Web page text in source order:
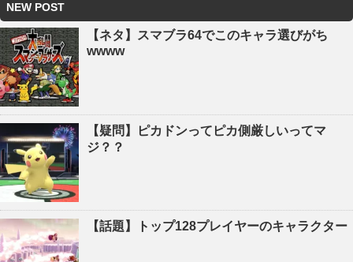
NEW POST
【ネタ】スマブラ64でこのキャラ選びがち
wwww
【疑問】ピカドンってピカ側厳しいってマ
ジ？？
【話題】トップ128プレイヤーのキャラクター